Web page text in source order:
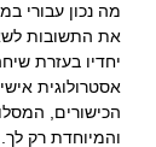
מה נכון עבורי
את התשובות
יחדיו בעזרת
אסטרולוגית
הכישורים,
והמיוחדת רק לך.